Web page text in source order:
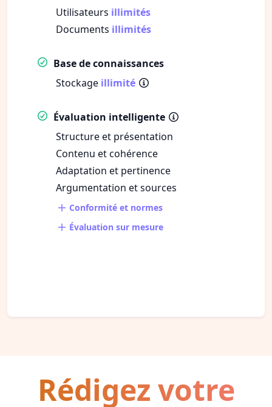
Utilisateurs illimités
Documents illimités
Base de connaissances
Stockage illimité
Évaluation intelligente
Structure et présentation
Contenu et cohérence
Adaptation et pertinence
Argumentation et sources
Conformité et normes
Évaluation sur mesure
Rédigez votre